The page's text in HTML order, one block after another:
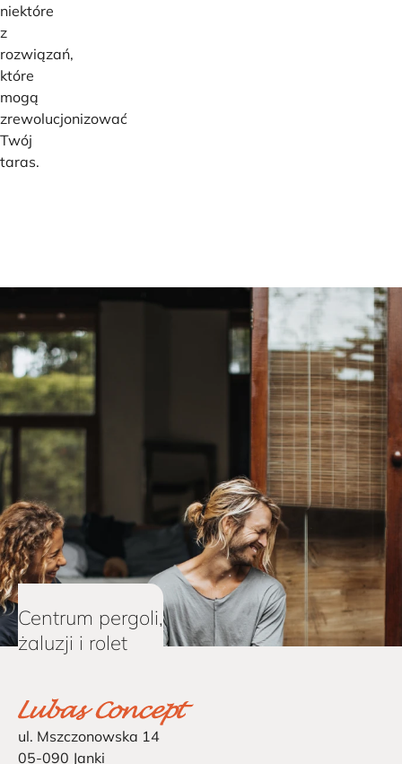
niektóre
z
rozwiązań,
które
mogą
zrewolucjonizować
Twój
taras.
Centrum pergoli,
żaluzji i rolet
ul. Mszczonowska 14
05-090 Janki